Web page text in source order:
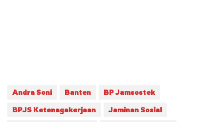
Andra Soni Banten BP Jamsostek
BPJS Ketenagakerjaan Jaminan Sosial